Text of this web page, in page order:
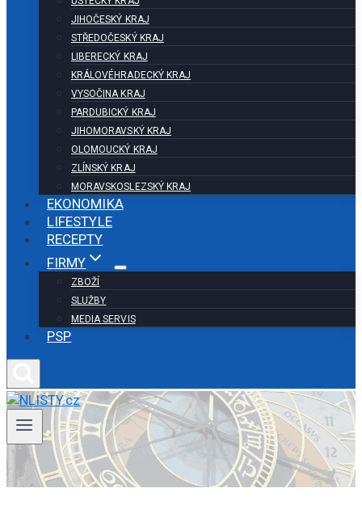
JIHOČESKÝ KRAJ
STŘEDOČESKÝ KRAJ
LIBERECKÝ KRAJ
KRÁLOVÉHRADECKÝ KRAJ
VYSOČINA KRAJ
PARDUBICKÝ KRAJ
JIHOMORAVSKÝ KRAJ
OLOMOUCKÝ KRAJ
ZLÍNSKÝ KRAJ
MORAVSKOSLEZSKÝ KRAJ
EKONOMIKA
LIFESTYLE
RECEPTY
FIRMY
ZBOŽÍ
SLUŽBY
MEDIA SERVIS
PSP